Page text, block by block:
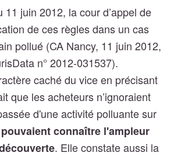
11 juin 2012, la cour d’appel de
de ces règles dans un cas
pollué (CA Nancy, 11 juin 2012,
n° 2012-031537).
caché du vice en précisant
que les acheteurs n’ignoraient
d'une activité polluante sur
connaître l'ampleur
. Elle constate aussi la